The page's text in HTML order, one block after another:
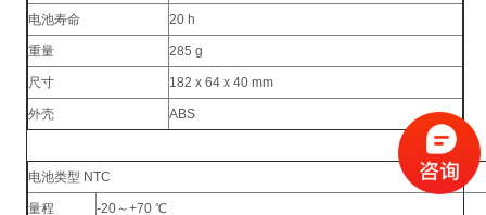
电池寿命 20 h
重量 285 g
尺寸 182 x 64 x 40 mm
外壳 ABS
电池类型 NTC
量程 -20～+70 ℃